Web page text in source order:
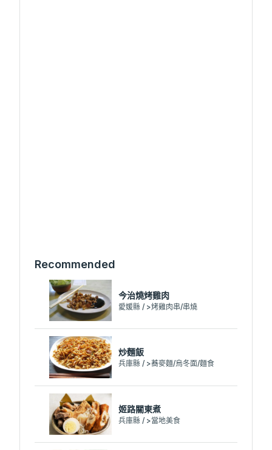
Recommended
今治燒烤雞肉
愛媛縣 / >烤雞肉串/串燒
炒麵飯
兵庫縣 / >蕎麥麵/烏冬面/麵食
姬路關東煮
兵庫縣 / >當地美食